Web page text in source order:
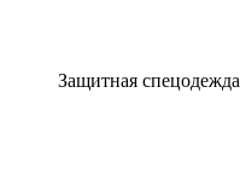
Защитная спецодежда